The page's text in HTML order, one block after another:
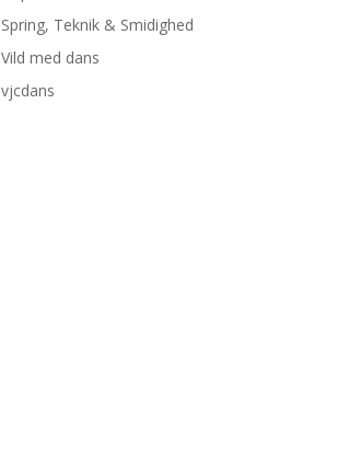
Spring, Teknik & Smidighed
Vild med dans
vjcdans